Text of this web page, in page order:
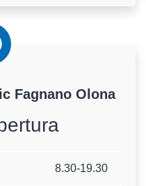
Fagnano Olona
8.30-19.30